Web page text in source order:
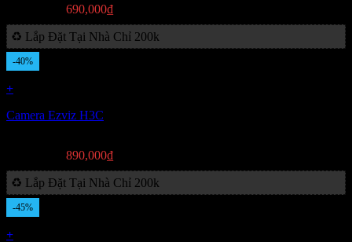
Giá
gốc
là:
1,390,000₫.
690,000₫Giá
hiện
tại
là:
♻️ Lắp Đặt Tại Nhà Chỉ 200k
-40%
+
Camera Ezviz H3C
Giá
gốc
là:
1,490,000₫.
890,000₫Giá
hiện
tại
là:
♻️ Lắp Đặt Tại Nhà Chỉ 200k
-45%
+